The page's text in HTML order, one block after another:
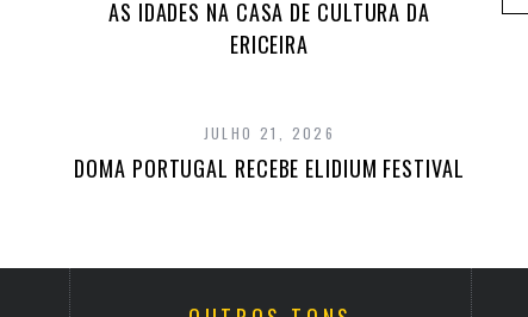
AS IDADES NA CASA DE CULTURA DA
ERICEIRA
JULHO 21, 2026
DOMA PORTUGAL RECEBE ELIDIUM FESTIVAL